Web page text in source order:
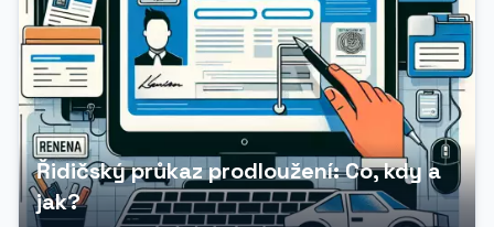
Řidičský průkaz prodloužení: Co, kdy a
jak?